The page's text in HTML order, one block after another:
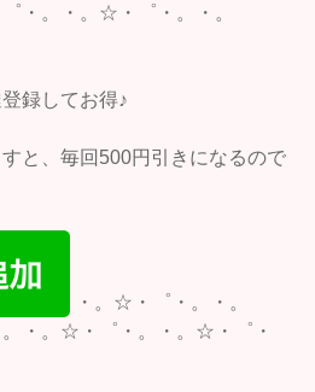
・。・。☆・゜・。・。
録してお得♪
と、毎回500円引きになるので
・。☆・゜・。・。
・。☆・゜・。・。☆・゜・